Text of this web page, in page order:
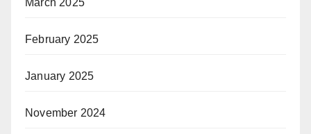
February 2025
January 2025
November 2024